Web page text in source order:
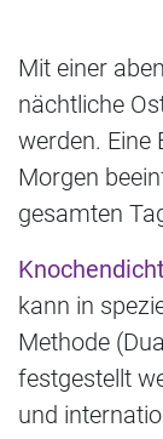
Mit einer
nächtliche
werden. Eine
Morgen
gesamten
kann in
Methode
festgestellt
und